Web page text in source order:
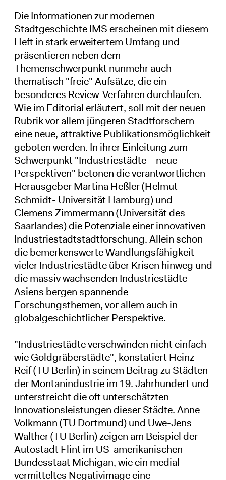
Die Informationen zur modernen
Stadtgeschichte IMS erscheinen mit diesem
Heft in stark erweitertem Umfang und
präsentieren neben dem
Themenschwerpunkt nunmehr auch
thematisch "freie" Aufsätze, die ein
besonderes Review-Verfahren durchlaufen.
Wie im Editorial erläutert, soll mit der neuen
Rubrik vor allem jüngeren Stadtforschern
eine neue, attraktive Publikationsmöglichkeit
geboten werden. In ihrer Einleitung zum
Schwerpunkt "Industriestädte – neue
Perspektiven" betonen die verantwortlichen
Herausgeber Martina Heßler (Helmut-
Schmidt- Universität Hamburg) und
Clemens Zimmermann (Universität des
Saarlandes) die Potenziale einer innovativen
Industriestadtstadtforschung. Allein schon
die bemerkenswerte Wandlungsfähigkeit
vieler Industriestädte über Krisen hinweg und
die massiv wachsenden Industriestädte
Asiens bergen spannende
Forschungsthemen, vor allem auch in
globalgeschichtlicher Perspektive.
"Industriestädte verschwinden nicht einfach
wie Goldgräberstädte", konstatiert Heinz
Reif (TU Berlin) in seinem Beitrag zu Städten
der Montanindustrie im 19. Jahrhundert und
unterstreicht die oft unterschätzten
Innovationsleistungen dieser Städte. Anne
Volkmann (TU Dortmund) und Uwe-Jens
Walther (TU Berlin) zeigen am Beispiel der
Autostadt Flint im US-amerikanischen
Bundesstaat Michigan, wie ein medial
vermitteltes Negativimage eine